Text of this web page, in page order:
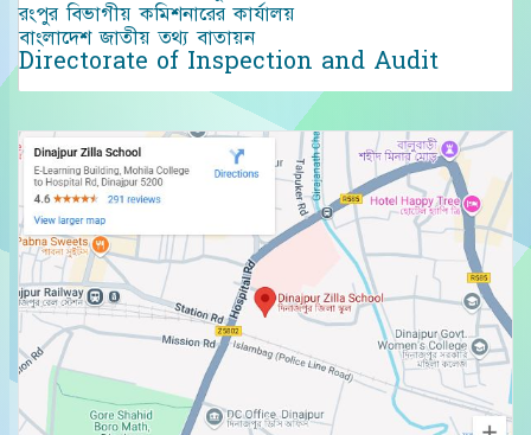
রংপুর বিভাগীয় কমিশনারের কার্যালয়
বাংলাদেশ জাতীয় তথ্য বাতায়ন
Directorate of Inspection and Audit